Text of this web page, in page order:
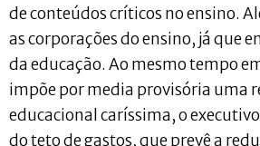
de conteúdos críticos no ensino.
as corporações do ensino, já que
da educação. Ao mesmo tempo
impõe por media provisória uma
educacional caríssima, o
do teto de gastos, que prevê a